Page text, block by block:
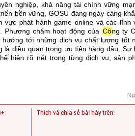
nghiệp, khả năng tài chính vững
bền vững, GOSU đang ngày càng
vực phát hành game online và các lĩnh
Phương châm hoạt động của Công ty
hướng tới những dịch vụ chất lượng tốt
là điều quan trọng ưu tiên hàng đầu. Sự
hiện rõ nét trong từng dịch vụ, sản
Thích và chia sẻ bài này trên: